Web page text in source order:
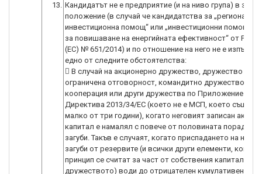
13. Кандидатът не е предприятие (и на ниво група) в
положение (в случай че кандидатства за „регионална
инвестиционна помощ“ или „инвестиционни помощи
за повишаване на енергийната ефективност“ от
(ЕС) № 651/2014) и по отношение на него не е
едно от следните обстоятелства:
 В случай на акционерно дружество, дружество с
ограничена отговорност, командитно дружество с
кооперация или други дружества по Приложение I към
Директива 2013/34/ЕС (което не е МСП, което
малко от три години), когато неговият записан
капитал е намалял с повече от половината поради
загуби. Такъв е случаят, когато приспадането на
загуби от резервите (и всички други елементи, които
принцип се считат за част от собствения капитал на
дружеството) води до отрицателен кумулативен